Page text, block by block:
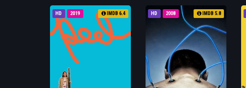
HD 2019 IMDB 6.4 HD 2008 IMDB 5.8